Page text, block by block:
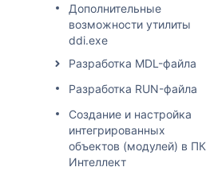
Дополнительные
возможности утилиты
ddi.exe
Разработка MDL-файла
Разработка RUN-файла
Создание и настройка
интегрированных
объектов (модулей) в ПК
Интеллект